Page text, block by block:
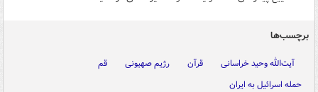
برچسب‌ها
آیت‌الله وحید خراسانی قرآن رژیم صهیونی
قم
حمله اسرائیل به ایران